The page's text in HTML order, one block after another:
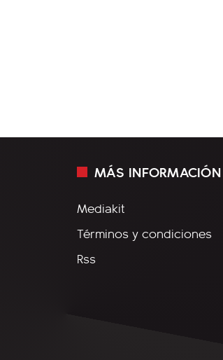
MÁS INFORMACIÓN
Mediakit
Términos y condiciones
Rss